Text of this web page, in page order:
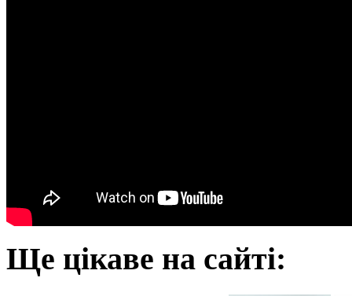
Ще цікаве на сайті: